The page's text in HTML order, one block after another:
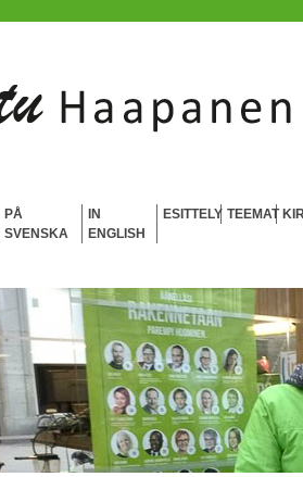
TEEMAT
ESITTELY
IN
ENGLISH
PÅ
SVENSKA